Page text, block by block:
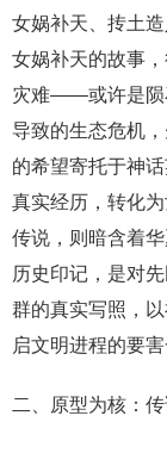
女娲补天、抟土
女娲补天的故事
灾难——或许是陨
导致的生态危机
的希望寄托于神
真实经历，转化
传说，则暗含着
历史印记，是对
群的真实写照，
启文明进程的要害
二、原型为核：